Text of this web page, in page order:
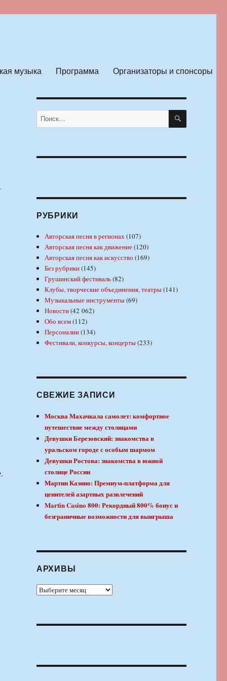
музыка Программа Организаторы и спонсоры
Искать: ПОИСК
РУБРИКИ
Авторская песня в регионах(107)
Авторская песня как движение(120)
Авторская песня как искусство (169)
Без рубрики(145)
Грушинский фестиваль(82)
Клубы, творческие объединения, театры(141)
Музыкальные инструменты(69)
Новости(42 062)
Обо всем(112)
Персоналии(134)
Фестивали, конкурсы, концерты(233)
СВЕЖИЕ ЗАПИСИ
Москва Махачкала самолет: комфортное
путешествие между столицами
Девушки Березовский: знакомства в
уральском городе с особым шармом
Девушки Ростова: знакомства в южной
столице России
Мартин Казино: Премиум-платформа для
ценителей азартных развлечений
Martin Casino 800: Рекордный 800% бонус и
безграничные возможности для выигрыша
АРХИВЫ
Архивы